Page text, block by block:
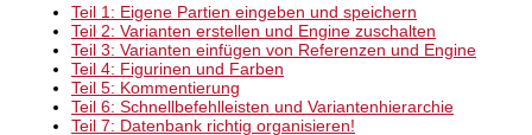
Teil 1: Eigene Partien eingeben und speichern
Teil 2: Varianten erstellen und Engine zuschalten
Teil 3: Varianten einfügen von Referenzen und Engine
Teil 4: Figurinen und Farben
Teil 5: Kommentierung
Teil 6: Schnellbefehlleisten und Variantenhierarchie
Teil 7: Datenbank richtig organisieren!